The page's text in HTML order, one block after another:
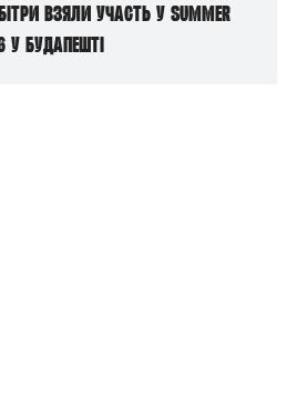
взяли участь у Summer
у Будапешті